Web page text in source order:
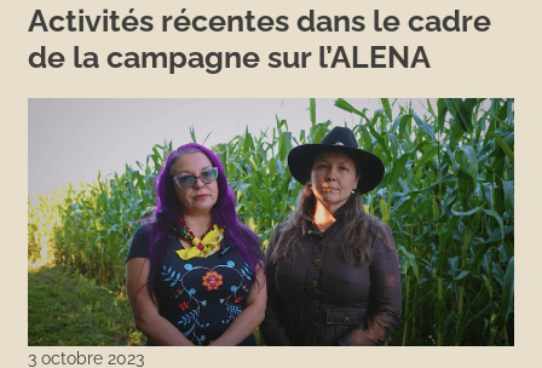
Activités récentes dans le cadre
de la campagne sur l’ALENA
3 octobre 2023